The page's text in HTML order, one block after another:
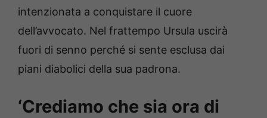
intenzionata a conquistare il cuore
dell’avvocato. Nel frattempo Ursula uscirà
fuori di senno perché si sente esclusa dai
piani diabolici della sua padrona.
‘Crediamo che sia ora di